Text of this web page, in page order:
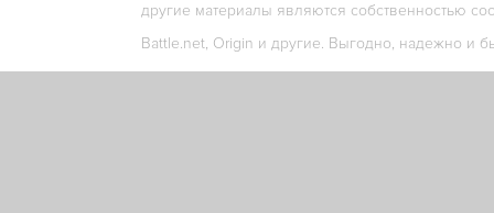
другие материалы являются собственностью
Battle.net, Origin и другие. Выгодно, надежно и